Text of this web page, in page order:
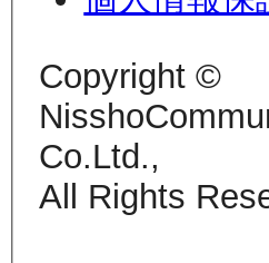
Copyright ©
Co.Ltd.,
All Rights